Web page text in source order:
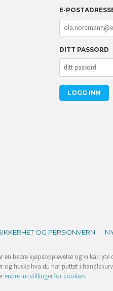
E-
DITT PASSORD
OG PERSONVERN
bedre kjøpsopplevelse og vi kan yte
huske hva du har puttet i
endre innstillinger for cookies.